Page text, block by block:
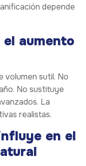
depende
aumento
volumen sutil. No
No sustituye
La
realistas.
en el